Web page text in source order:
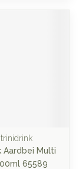
Aardbei Multi
65589